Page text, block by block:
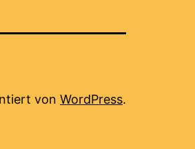
von WordPress.